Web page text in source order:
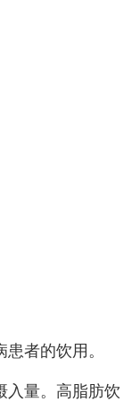
者的饮用。
入量。高脂肪饮